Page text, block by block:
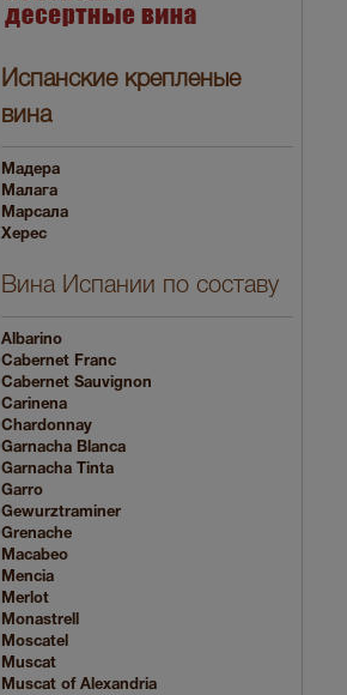
Испанские крепленые
вина
Мадера
Малага
Марсала
Херес
Вина Испании по составу
Albarino
Cabernet Franc
Cabernet Sauvignon
Carinena
Chardonnay
Garnacha Blanca
Garnacha Tinta
Garro
Gewurztraminer
Grenache
Macabeo
Mencia
Merlot
Monastrell
Moscatel
Muscat
Muscat of Alexandria